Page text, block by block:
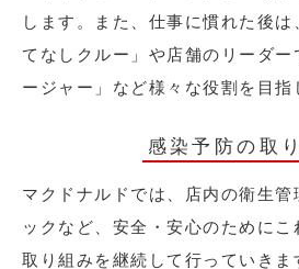
します。また、仕事に慣れた後は
てなしクルー」や店舗のリーダー
ージャー」など様々な役割を目指
感染予防の取
マクドナルドでは、店内の衛生管
ックなど、安全・安心のためにこ
取り組みを継続して行っていきま